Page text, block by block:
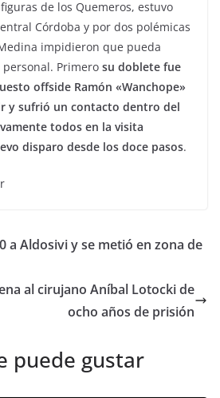
de los Quemeros, estuvo
Córdoba y por dos polémicas
impidieron que pueda
Primero su doblete fue
offside Ramón «Wanchope»
y sufrió un contacto dentro del
todos en la visita
disparo desde los doce pasos.
a Aldosivi y se metió en zona de
al cirujano Aníbal Lotocki de
ocho años de prisión
puede gustar